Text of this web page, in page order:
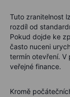
Tuto zranitelnost
rozdíl od
Pokud dojde ke
často nuceni
termín otevření.
veřejné finance.
Kromě